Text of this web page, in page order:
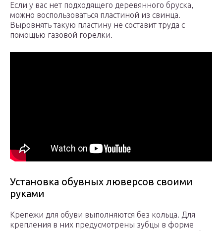
Если у вас нет подходящего деревянного бруска,
можно воспользоваться пластиной из свинца.
Выровнять такую пластину не составит труда с
помощью газовой горелки.
Установка обувных люверсов своими
руками
Крепежи для обуви выполняются без кольца. Для
крепления в них предусмотрены зубцы в форме